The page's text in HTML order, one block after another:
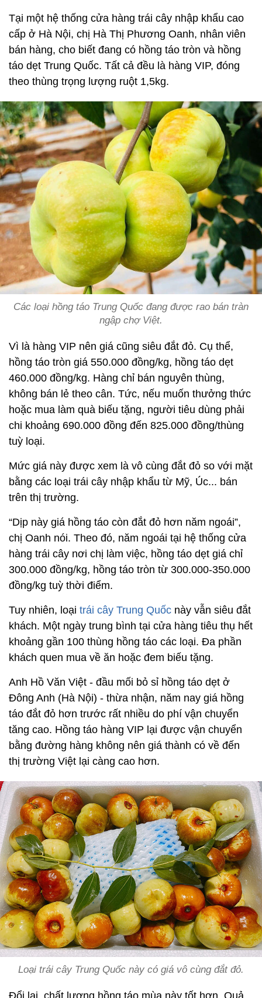
Tại một hệ thống cửa hàng trái cây nhập khẩu cao
cấp ở Hà Nội, chị Hà Thị Phương Oanh, nhân viên
bán hàng, cho biết đang có hồng táo tròn và hồng
táo dẹt Trung Quốc. Tất cả đều là hàng VIP, đóng
theo thùng trọng lượng ruột 1,5kg.
Các loại hồng táo Trung Quốc đang được rao bán tràn
ngập chợ Việt.
Vì là hàng VIP nên giá cũng siêu đắt đỏ. Cụ thể,
hồng táo tròn giá 550.000 đồng/kg, hồng táo dẹt
460.000 đồng/kg. Hàng chỉ bán nguyên thùng,
không bán lẻ theo cân. Tức, nếu muốn thưởng thức
hoặc mua làm quà biếu tặng, người tiêu dùng phải
chi khoảng 690.000 đồng đến 825.000 đồng/thùng
tuỳ loại.
Mức giá này được xem là vô cùng đắt đỏ so với mặt
bằng các loại trái cây nhập khẩu từ Mỹ, Úc... bán
trên thị trường.
“Dịp này giá hồng táo còn đắt đỏ hơn năm ngoái”,
chị Oanh nói. Theo đó, năm ngoái tại hệ thống cửa
hàng trái cây nơi chị làm việc, hồng táo dẹt giá chỉ
300.000 đồng/kg, hồng táo tròn từ 300.000-350.000
đồng/kg tuỳ thời điểm.
Tuy nhiên, loại trái cây Trung Quốc này vẫn siêu đắt
khách. Một ngày trung bình tại cửa hàng tiêu thụ hết
khoảng gần 100 thùng hồng táo các loại. Đa phần
khách quen mua về ăn hoặc đem biếu tặng.
Anh Hồ Văn Việt - đầu mối bỏ sỉ hồng táo dẹt ở
Đông Anh (Hà Nội) - thừa nhận, năm nay giá hồng
táo đắt đỏ hơn trước rất nhiều do phí vận chuyển
tăng cao. Hồng táo hàng VIP lại được vận chuyển
bằng đường hàng không nên giá thành có về đến
thị trường Việt lại càng cao hơn.
Loại trái cây Trung Quốc này có giá vô cùng đắt đỏ.
Đổi lại, chất lượng hồng táo mùa này tốt hơn. Quả